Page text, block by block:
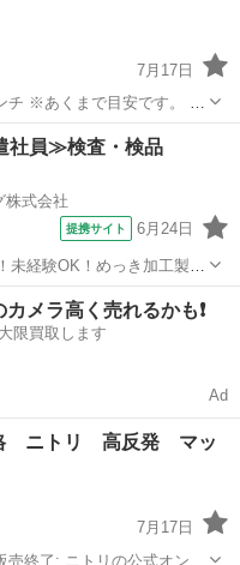
7月17日
る予定です。ご了承くださ
掛け布団
社員≫検査・検品
株式会社
提携サイト 6月24日
未経験OK！めっき加工製品
めっ
の メラ高く売れるかも❗️
限買取します
Ad
ニトリ 高反発 マッ
7月17日